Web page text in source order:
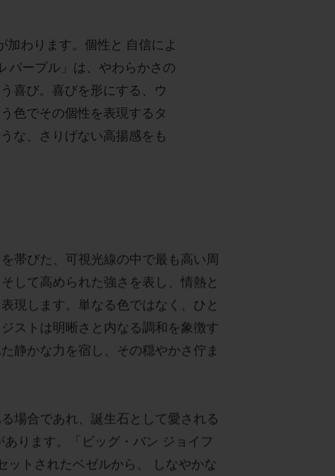
わります。個性と 自信によ
パープル」は、やわらかさの
喜び。喜びを形にする、ウ
色でその個性を表現するタ
な、さりげない高揚感をも
帯びた、可視光線の中で最も高い周
して高められた強さを表し、情熱と
現します。単なる色ではなく、ひと
ストは明晰さと内なる調和を象徴す
静かな力を宿し、その穏やかさ佇ま
場合であれ、誕生石として愛される
ります。「ビッグ・バン ジョイフ
ットされたベゼルから、 しなやかな